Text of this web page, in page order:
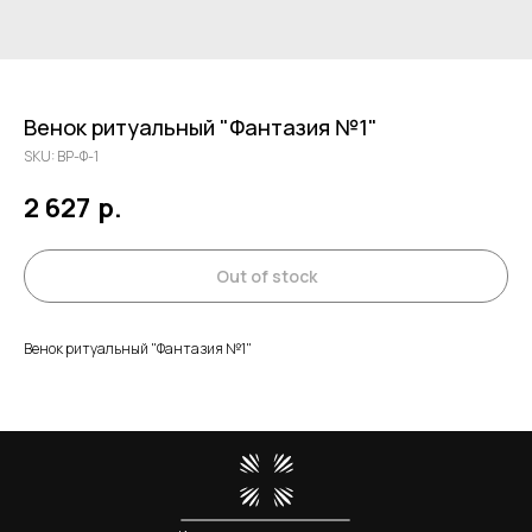
Венок ритуальный "Фантазия №1"
SKU: ВР-Ф-1
2 627 р.
Out of stock
Венок ритуальный "Фантазия №1"